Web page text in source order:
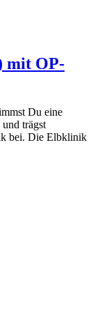
mit OP-
Du eine
trägst
bei. Die Elbklinik